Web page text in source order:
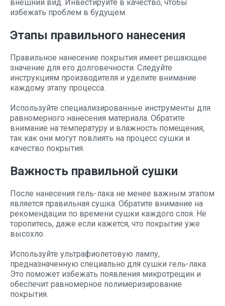
внешний вид. Инвестируйте в качество, чтобы
избежать проблем в будущем.
Этапы правильного нанесения
Правильное нанесение покрытия имеет решающее
значение для его долговечности. Следуйте
инструкциям производителя и уделите внимание
каждому этапу процесса.
Используйте специализированные инструменты для
равномерного нанесения материала. Обратите
внимание на температуру и влажность помещения,
так как они могут повлиять на процесс сушки и
качество покрытия.
Важность правильной сушки
После нанесения гель-лака не менее важным этапом
является правильная сушка. Обратите внимание на
рекомендации по времени сушки каждого слоя. Не
торопитесь, даже если кажется, что покрытие уже
высохло.
Используйте ультрафиолетовую лампу,
предназначенную специально для сушки гель-лака.
Это поможет избежать появления микротрещин и
обеспечит равномерное полимеризирование
покрытия.